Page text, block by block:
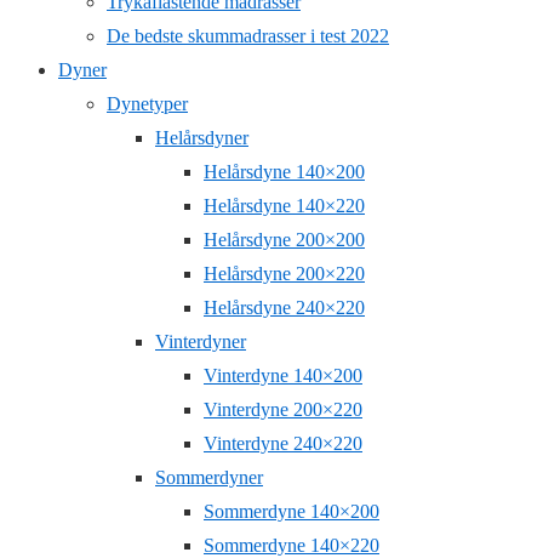
De bedste skummadrasser i test 2022
Dyner
Dynetyper
Helårsdyner
Helårsdyne 140×200
Helårsdyne 140×220
Helårsdyne 200×200
Helårsdyne 200×220
Helårsdyne 240×220
Vinterdyner
Vinterdyne 140×200
Vinterdyne 200×220
Vinterdyne 240×220
Sommerdyner
Sommerdyne 140×200
Sommerdyne 140×220